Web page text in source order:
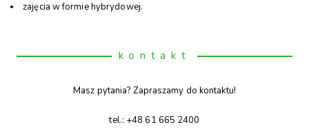
zajęcia w formie hybrydowej.
kontakt
Masz pytania? Zapraszamy do kontaktu!
tel.: +48 61 665 2400